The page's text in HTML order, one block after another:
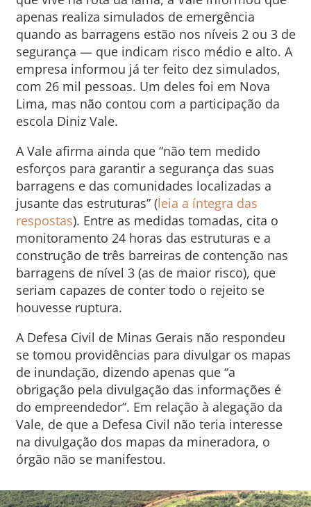
apenas realiza simulados de emergência
quando as barragens estão nos níveis 2 ou 3 de
segurança — que indicam risco médio e alto. A
empresa informou já ter feito dez simulados,
com 26 mil pessoas. Um deles foi em Nova
Lima, mas não contou com a participação da
escola Diniz Vale.
A Vale afirma ainda que “não tem medido
esforços para garantir a segurança das suas
barragens e das comunidades localizadas a
jusante das estruturas” (leia a íntegra das
respostas). Entre as medidas tomadas, cita o
monitoramento 24 horas das estruturas e a
construção de três barreiras de contenção nas
barragens de nível 3 (as de maior risco), que
seriam capazes de conter todo o rejeito se
houvesse ruptura.
A Defesa Civil de Minas Gerais não respondeu
se tomou providências para divulgar os mapas
de inundação, dizendo apenas que “a
obrigação pela divulgação das informações é
do empreendedor”. Em relação à alegação da
Vale, de que a Defesa Civil não teria interesse
na divulgação dos mapas da mineradora, o
órgão não se manifestou.